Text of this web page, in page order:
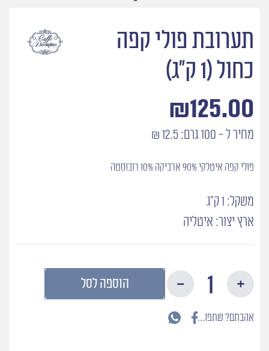
תערובת פולי קפה
כחול (1 ק״ג)
₪125.00
מחיר ל - 100 גרם: 12.5 ₪
פולי קפה איטלקי 90% ארביקה 10% רובוסטה
משקל: 1 ק"ג
ארץ יצור: איטליה
של
תערובת
הוספה לסל
אהבתם? שתפו...